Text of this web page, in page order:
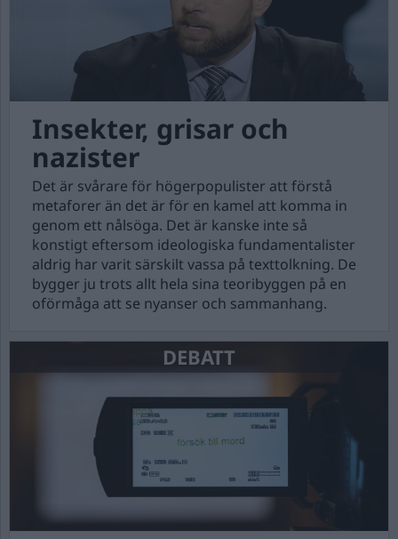
Insekter, grisar och
nazister
Det är svårare för högerpopulister att förstå
metaforer än det är för en kamel att komma in
genom ett nålsöga. Det är kanske inte så
konstigt eftersom ideologiska fundamentalister
aldrig har varit särskilt vassa på texttolkning. De
bygger ju trots allt hela sina teoribyggen på en
oförmåga att se nyanser och sammanhang.
DEBATT